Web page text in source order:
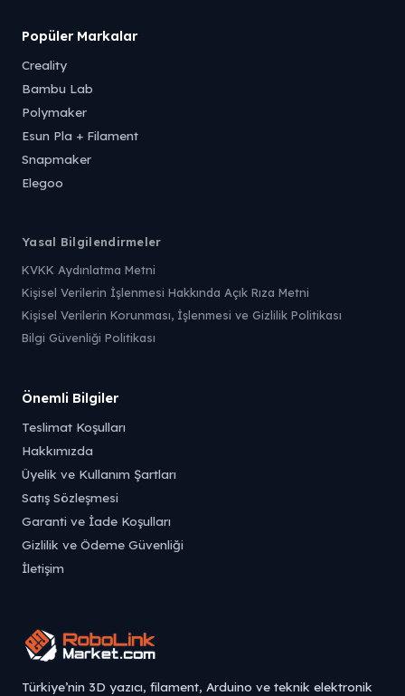
Popüler Markalar
Creality
Bambu Lab
Polymaker
Esun Pla + Filament
Snapmaker
Elegoo
Yasal Bilgilendirmeler
KVKK Aydınlatma Metni
Kişisel Verilerin İşlenmesi Hakkında Açık Rıza Metni
Kişisel Verilerin Korunması, İşlenmesi ve Gizlilik Politikası
Bilgi Güvenliği Politikası
Önemli Bilgiler
Teslimat Koşulları
Hakkımızda
Üyelik ve Kullanım Şartları
Satış Sözleşmesi
Garanti ve İade Koşulları
Gizlilik ve Ödeme Güvenliği
İletişim
Türkiye’nin 3D yazıcı, filament, Arduino ve teknik elektronik